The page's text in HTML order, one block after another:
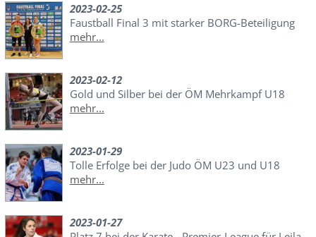
2023-02-25
Faustball Final 3 mit starker BORG-Beteiligung
mehr...
2023-02-12
Gold und Silber bei der ÖM Mehrkampf U18
mehr...
2023-01-29
Tolle Erfolge bei der Judo ÖM U23 und U18
mehr...
2023-01-27